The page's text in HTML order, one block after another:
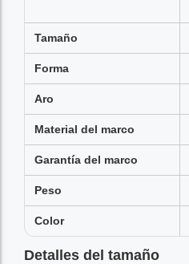
Tamaño
Forma
Aro
Material del marco
Garantía del marco
Peso
Color
Detalles del tamaño